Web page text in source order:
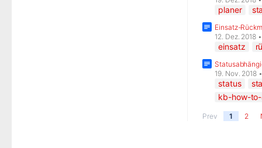
planer
Einsatz-
12. Dez. 2018
einsatz
19. Nov. 2018
status
kb-how-
Prev 1 2